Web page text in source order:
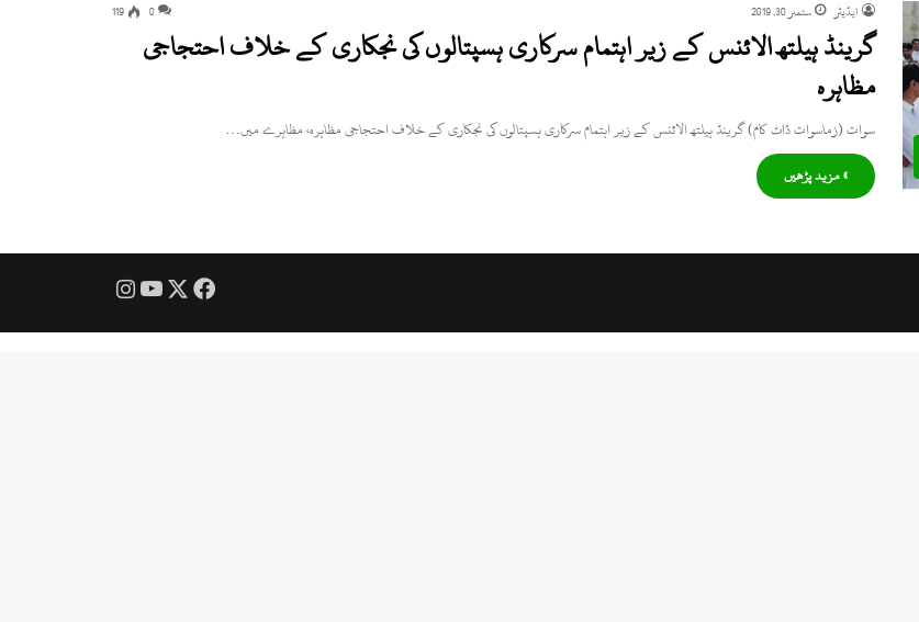
ایڈیٹر ستمبر 30, 2019 0
119
گرینڈ ہیلتھ الائنس کے زیر اہتمام سرکاری ہسپتالوں کی نجکاری کے خلاف احتجاجی
مظاہرہ
سوات (زماسوات ڈاٹ کام) گرینڈ ہیلتھ الائنس کے زیر اہتمام سرکاری ہسپتالوں کی نجکاری کے خلاف احتجاجی مظاہرہ، مظاہرے میں…
» مزید پڑھیں
Facebook
X
YouTube